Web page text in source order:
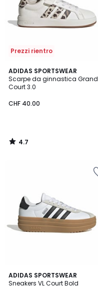
Prezzi rientro
ADIDAS SPORTSWEAR
Scarpe da ginnastica Grand
Court 3.0
CHF 40.00
4.7
/ 5
4.7
/
ADIDAS SPORTSWEAR
Sneakers VL Court Bold
4.9
/ 5
2